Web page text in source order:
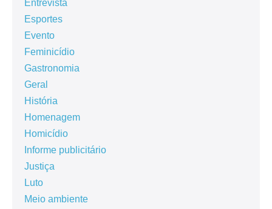
Entrevista
Esportes
Evento
Feminicídio
Gastronomia
Geral
História
Homenagem
Homicídio
Informe publicitário
Justiça
Luto
Meio ambiente